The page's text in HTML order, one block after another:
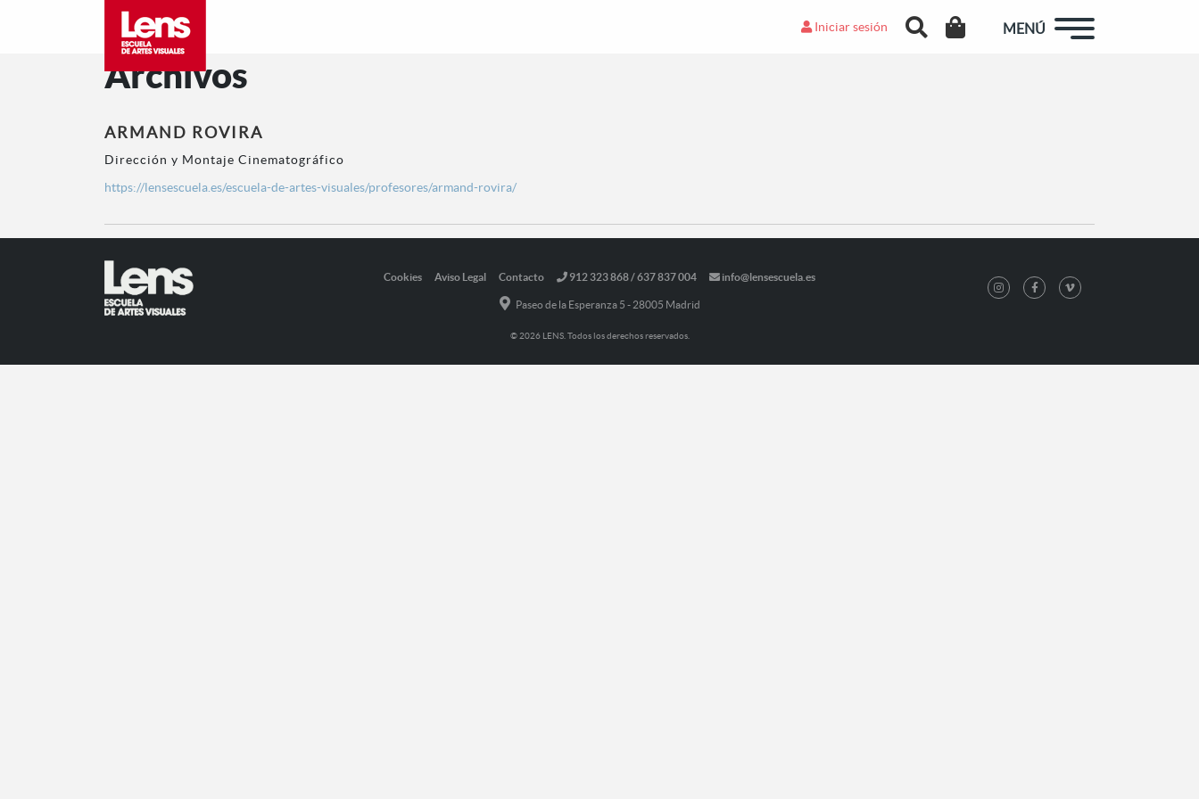
Iniciar sesión MENÚ
Archivos
ARMAND ROVIRA
Dirección y Montaje Cinematográfico
https://lensescuela.es/escuela-de-artes-visuales/profesores/armand-rovira/
Cookies Aviso Legal Contacto 912 323 868 / 637 837 004 info@lensescuela.es
Paseo de la Esperanza 5 - 28005 Madrid
© 2026 LENS. Todos los derechos reservados.